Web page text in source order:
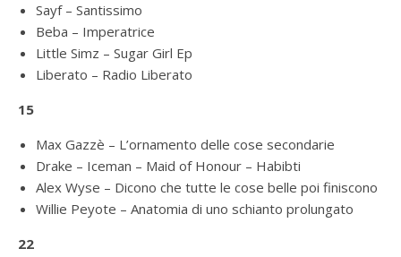
Sayf – Santissimo
Beba – Imperatrice
Little Simz – Sugar Girl Ep
Liberato – Radio Liberato
15
Max Gazzè – L’ornamento delle cose secondarie
Drake – Iceman – Maid of Honour – Habibti
Alex Wyse – Dicono che tutte le cose belle poi finiscono
Willie Peyote – Anatomia di uno schianto prolungato
22